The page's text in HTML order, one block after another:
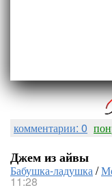
комментарии: 0
Джем из айвы
Бабушка-ладушка/
11:28